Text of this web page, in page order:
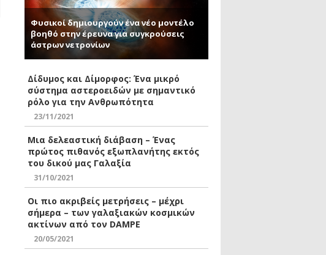
Φυσικοί δημιουργούν ένα νέο μοντέλο
βοηθό στην έρευνα για συγκρούσεις
άστρων νετρονίων
Δίδυμος και Δίμορφος: Ένα μικρό
σύστημα αστεροειδών με σημαντικό
ρόλο για την Ανθρωπότητα
23/11/2021
Μια δελεαστική διάβαση – Ένας
πρώτος πιθανός εξωπλανήτης εκτός
του δικού μας Γαλαξία
31/10/2021
Οι πιο ακριβείς μετρήσεις – μέχρι
σήμερα – των γαλαξιακών κοσμικών
ακτίνων από τον DAMPE
20/05/2021